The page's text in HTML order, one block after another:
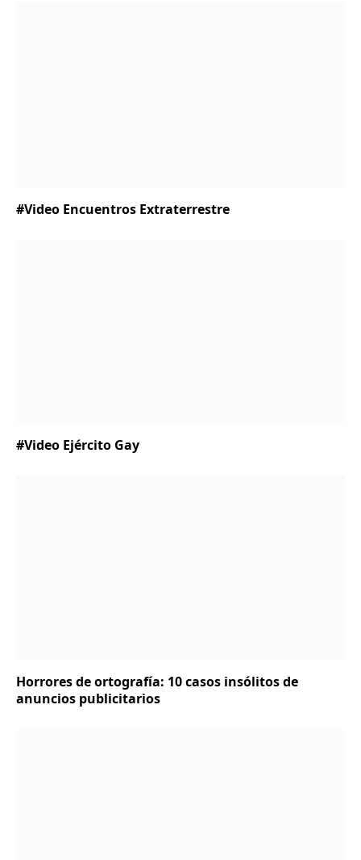
#Video Encuentros Extraterrestre
#Video Ejército Gay
Horrores de ortografía: 10 casos insólitos de
anuncios publicitarios